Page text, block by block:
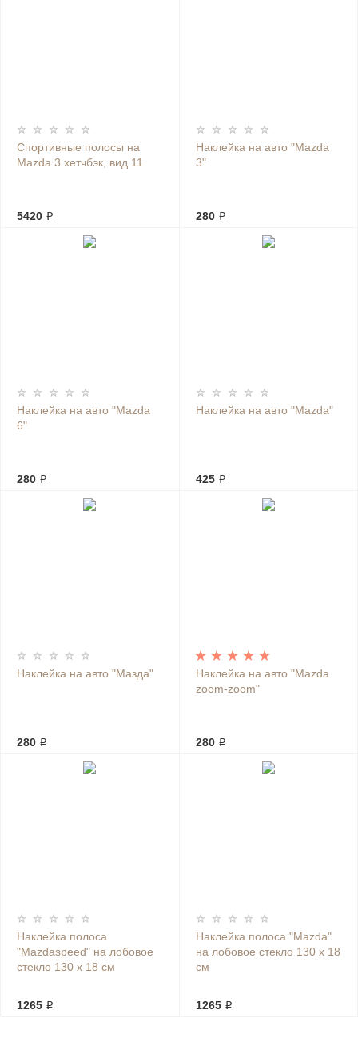
Спортивные полосы на
Mazda 3 хетчбэк, вид 11
5420 ₽
Наклейка на авто "Mazda
3"
280 ₽
Наклейка на авто "Mazda
6"
280 ₽
Наклейка на авто "Mazda"
425 ₽
Наклейка на авто "Мазда"
280 ₽
Наклейка на авто "Mazda
zoom-zoom"
280 ₽
Наклейка полоса
"Mazdaspeed" на лобовое
стекло 130 х 18 см
1265 ₽
Наклейка полоса "Mazda"
на лобовое стекло 130 х 18
см
1265 ₽